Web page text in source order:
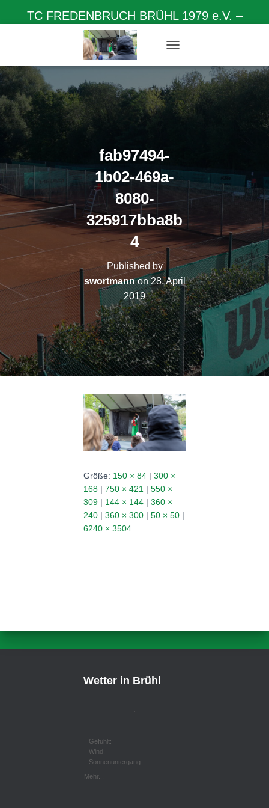
TC FREDENBRUCH BRÜHL 1979 e.V. –
Herzlich willkommen auf unserer Homepage
A
V
I
G
A
U
M
C
H
A
E
N
fab97494-
1b02-469a-
8080-
325917bba8b
4
Published by
swortmannon28. April
2019
Größe: 150 × 84 | 300 ×
168 | 750 × 421 | 550 ×
309 | 144 × 144 | 360 ×
240 | 360 × 300 | 50 × 50 |
6240 × 3504
Wetter in Brühl
,
Gefühlt:
Wind:
Sonnenuntergang:
Mehr...